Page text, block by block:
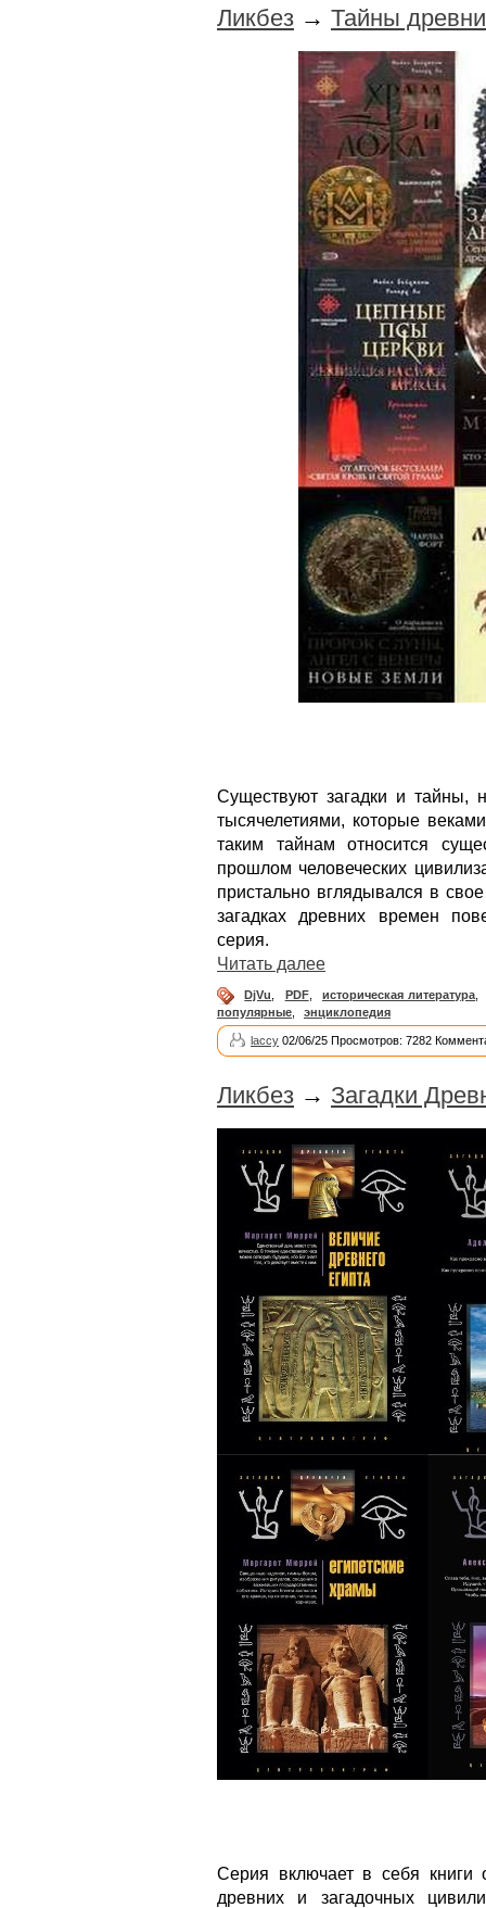
Ликбез → Тайны
Существуют загадки и тайны,
тысячелетиями, которые
таким тайнам относится
прошлом человеческих
пристально вглядывался в
загадках древних времен
серия.
Читать далее
DjVu PDF, историческая литература
популярные, энциклопедия
laccy 02/06/25 Просмотров: 7282
Ликбез → Загадки
Серия включает в себя книги
древних и загадочных